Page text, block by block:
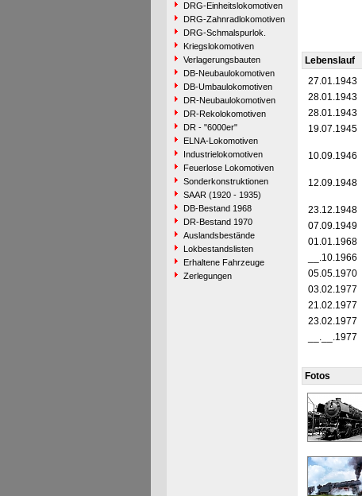
DRG-Einheitslokomotiven
DRG-Zahnradlokomotiven
DRG-Schmalspurlok.
Kriegslokomotiven
Verlagerungsbauten
DB-Neubaulokomotiven
DB-Umbaulokomotiven
DR-Neubaulokomotiven
DR-Rekolokomotiven
DR - "6000er"
ELNA-Lokomotiven
Industrielokomotiven
Feuerlose Lokomotiven
Sonderkonstruktionen
SAAR (1920 - 1935)
DB-Bestand 1968
DR-Bestand 1970
Auslandsbestände
Lokbestandslisten
Erhaltene Fahrzeuge
Zerlegungen
Lebenslauf
27.01.1943
28.01.1943
28.01.1943
19.07.1945
10.09.1946
12.09.1948
23.12.1948
07.09.1949
01.01.1968
__.10.1966
05.05.1970
03.02.1977
21.02.1977
23.02.1977
__.__.1977
Fotos